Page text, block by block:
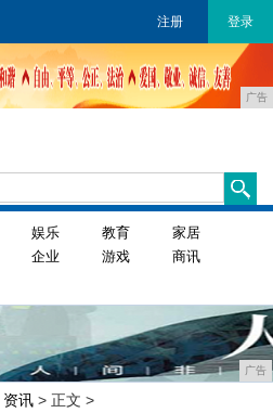
注册 登录
广告
娱乐 教育
家居
企业 游戏
商讯
广告
资讯 > 正文 >